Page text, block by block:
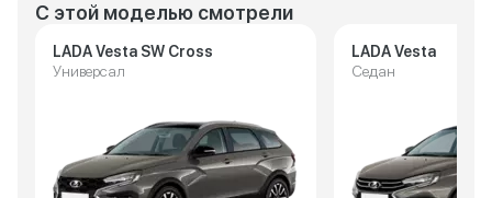
С этой моделью смотрели
LADA Vesta SW Cross
Универсал
LADA Vesta
Седан